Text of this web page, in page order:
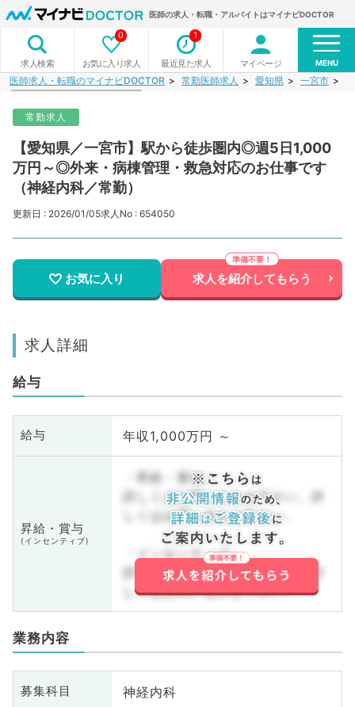
医師の求人・転職・アルバイトはマイナビDOCTOR
求人検索 お気に入り求人
0
最近見た求人
1
マイページ MENU
医師求人・転職のマイナビDOCTOR 常勤医師求人 愛知県 一宮市
常勤求人
【愛知県／一宮市】駅から徒歩圏内◎週5日1,000
万円～◎外来・病棟管理・救急対応のお仕事です
（神経内科／常勤）
更新日 : 2026/01/05求人No : 654050
お気に入り 求人を紹介してもらう
求人詳細
給与
給与 年収1,000万円 ～
昇給・賞与
(インセンティブ)
・昇給・賞与
詳しくはお問い合わせ下さい。詳
しくはお問い合わせ下さい。
・インセンティブ
詳しくはお問い合わせ下さい。詳
しくはお問い合わせ下さい。
業務内容
募集科目 神経内科